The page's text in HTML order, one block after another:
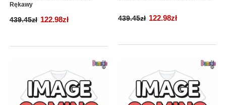
Rękawy
439.45zł 122.98zł 439.45zł 122.98zł